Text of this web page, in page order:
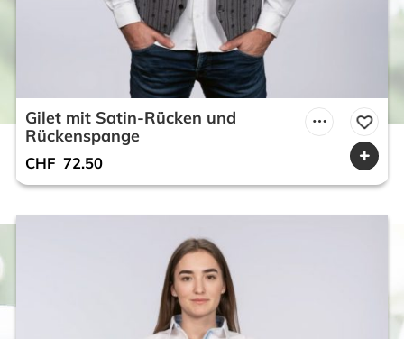
Gilet mit Satin-Rücken und
Rückenspange
CHF 72.50